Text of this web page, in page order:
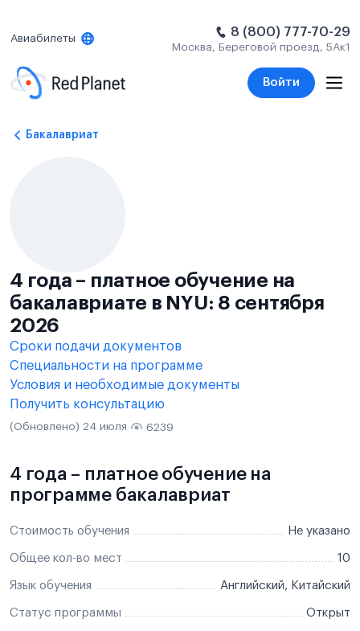
Авиабилеты 8 (800) 777-70-29
Москва, Береговой проезд, 5Ак1
Войти
Бакалавриат
4 года – платное обучение на
бакалавриате в NYU: 8 сентября
2026
Сроки подачи документов
Специальности на программе
Условия и необходимые документы
Получить консультацию
(Обновлено) 24 июля 6239
4 года – платное обучение на
программе бакалавриат
Стоимость обучения Не указано
Общее кол-во мест 10
Язык обучения Английский, Китайский
Статус программы Открыт